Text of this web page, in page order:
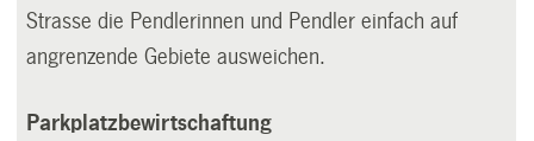
Strasse die Pendlerinnen und Pendler einfach auf
angrenzende Gebiete ausweichen.
Parkplatzbewirtschaftung